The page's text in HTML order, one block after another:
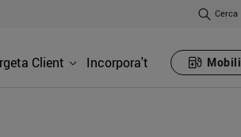
Cerca
Client Incorpora't